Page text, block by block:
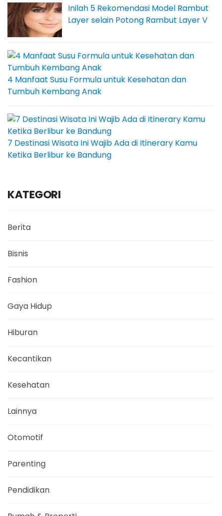
Inilah 5 Rekomendasi Model Rambut
Layer selain Potong Rambut Layer V
4 Manfaat Susu Formula untuk Kesehatan dan
Tumbuh Kembang Anak
7 Destinasi Wisata Ini Wajib Ada di Itinerary Kamu
Ketika Berlibur ke Bandung
KATEGORI
Berita
Bisnis
Fashion
Gaya Hidup
Hiburan
Kecantikan
Kesehatan
Lainnya
Otomotif
Parenting
Pendidikan